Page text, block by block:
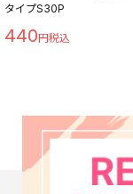
タイプS30P
440